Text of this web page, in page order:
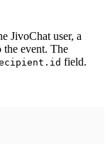
JivoChat user, a
event. The
field.